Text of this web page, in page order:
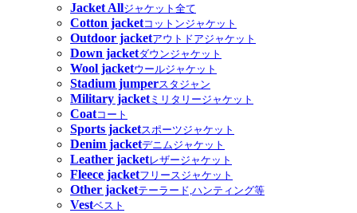
Jacket Allジャケット全て
Cotton jacketコットンジャケット
Outdoor jacketアウトドアジャケット
Down jacketダウンジャケット
Wool jacketウールジャケット
Stadium jumperスタジャン
Military jacketミリタリージャケット
Coatコート
Sports jacketスポーツジャケット
Denim jacketデニムジャケット
Leather jacketレザージャケット
Fleece jacketフリースジャケット
Other jacketテーラード,ハンティング等
Vestベスト